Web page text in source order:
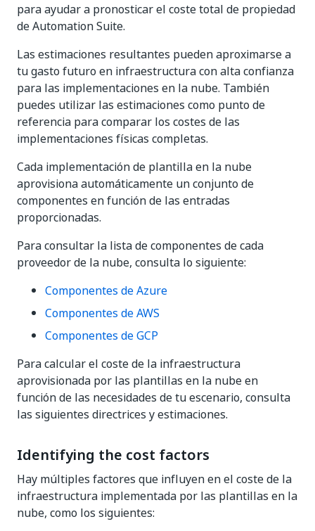
para ayudar a pronosticar el coste total de propiedad
de Automation Suite.
Las estimaciones resultantes pueden aproximarse a
tu gasto futuro en infraestructura con alta confianza
para las implementaciones en la nube. También
puedes utilizar las estimaciones como punto de
referencia para comparar los costes de las
implementaciones físicas completas.
Cada implementación de plantilla en la nube
aprovisiona automáticamente un conjunto de
componentes en función de las entradas
proporcionadas.
Para consultar la lista de componentes de cada
proveedor de la nube, consulta lo siguiente:
Componentes de Azure
Componentes de AWS
Componentes de GCP
Para calcular el coste de la infraestructura
aprovisionada por las plantillas en la nube en
función de las necesidades de tu escenario, consulta
las siguientes directrices y estimaciones.
Identifying the cost factors
Hay múltiples factores que influyen en el coste de la
infraestructura implementada por las plantillas en la
nube, como los siguientes: